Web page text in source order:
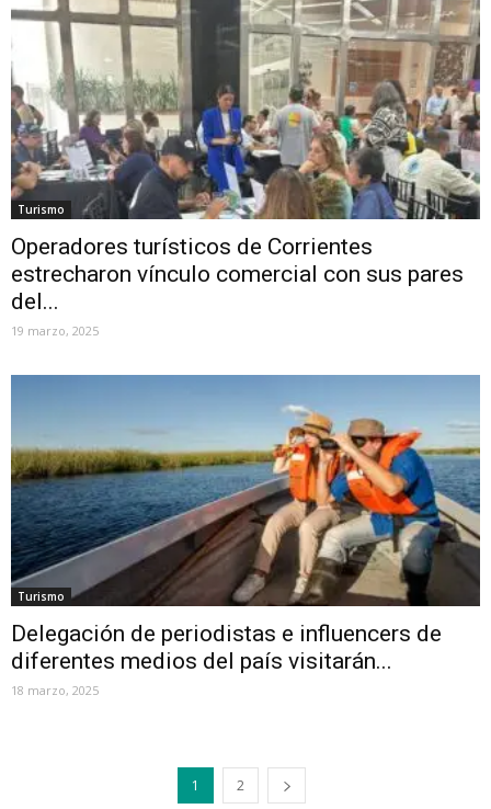
Turismo
Operadores turísticos de Corrientes
estrecharon vínculo comercial con sus pares
del...
19 marzo, 2025
Turismo
Delegación de periodistas e influencers de
diferentes medios del país visitarán...
18 marzo, 2025
1 2